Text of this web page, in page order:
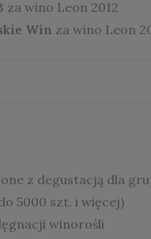
za wino Leon 2012
Win za wino Leon
z degustacją dla
5000 szt. i więcej)
winorośli